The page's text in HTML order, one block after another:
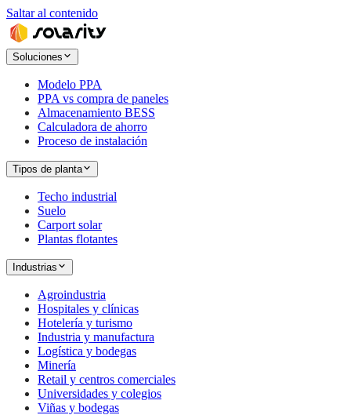
Saltar al contenido
Soluciones
Modelo PPA
PPA vs compra de paneles
Almacenamiento BESS
Calculadora de ahorro
Proceso de instalación
Tipos de planta
Techo industrial
Suelo
Carport solar
Plantas flotantes
Industrias
Agroindustria
Hospitales y clínicas
Hotelería y turismo
Industria y manufactura
Logística y bodegas
Minería
Retail y centros comerciales
Universidades y colegios
Viñas y bodegas